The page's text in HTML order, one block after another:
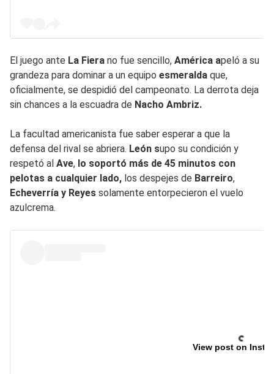
El juego ante La Fiera no fue sencillo, América apeló a su
grandeza para dominar a un equipo esmeralda que,
oficialmente, se despidió del campeonato. La derrota deja
sin chances a la escuadra de Nacho Ambriz.
La facultad americanista fue saber esperar a que la
defensa del rival se abriera. León supo su condición y
respetó al Ave, lo soportó más de 45 minutos con
pelotas a cualquier lado, los despejes de Barreiro,
Echeverría y Reyes solamente entorpecieron el vuelo
azulcrema.
View post on